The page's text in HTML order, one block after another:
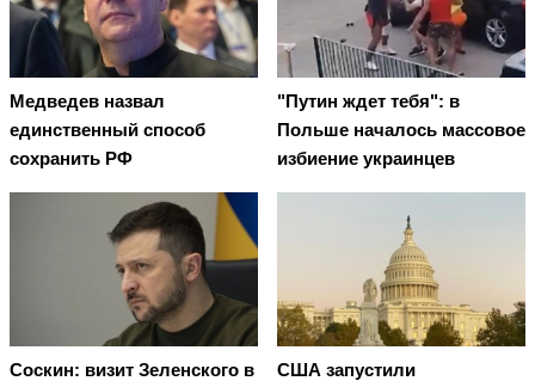
Медведев назвал
единственный способ
сохранить РФ
"Путин ждет тебя": в
Польше началось массовое
избиение украинцев
Соскин: визит Зеленского в
США запустили